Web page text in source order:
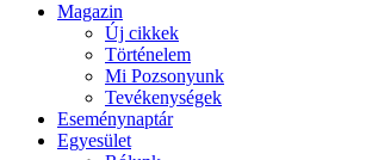
Magazin
Új cikkek
Történelem
Mi Pozsonyunk
Tevékenységek
Eseménynaptár
Egyesület